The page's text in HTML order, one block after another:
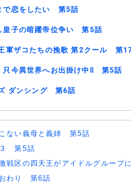
で恋をしたい 第5話
皇子の暗躍帝位争い 第5話
軍ザコたちの挽歌 第2クール 第
只今異世界へお出掛け中Ⅱ 第5話
ダンシング 第6話
ない義母と義姉 第5話
第5話
戦区の四天王がアイドルグルー
わり 第6話